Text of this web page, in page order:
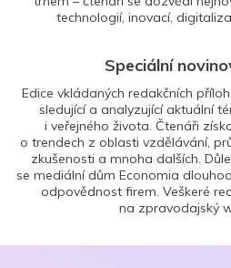
technologií, inovací,
Speciální
Edice vkládaných redakčních
sledující a analyzující aktuální
i veřejného života. Čtenáři
o trendech z oblasti vzdělávání,
zkušenosti a mnoha dalších.
se mediální dům Economia
odpovědnost firem. Veškeré
na zpravodajský